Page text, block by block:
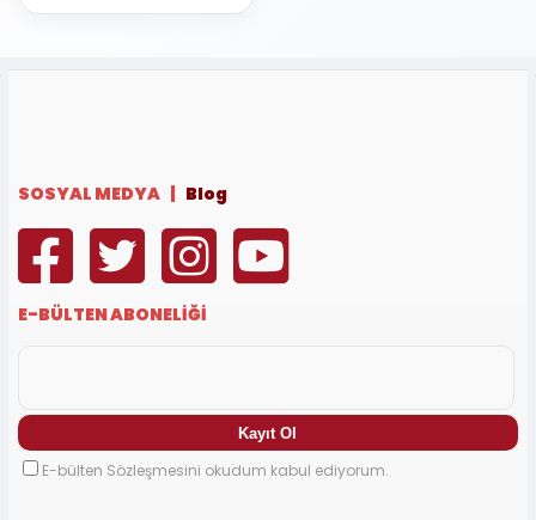
SOSYAL MEDYA | Blog
E-BÜLTEN ABONELİĞİ
E-bülten Sözleşmesini okudum kabul ediyorum.